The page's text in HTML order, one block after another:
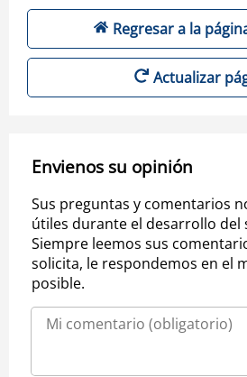
Regresar a la
Actualizar
Envienos su opinión
Sus preguntas y comentarios
útiles durante el desarrollo del
Siempre leemos sus
solicita, le respondemos en el
posible.